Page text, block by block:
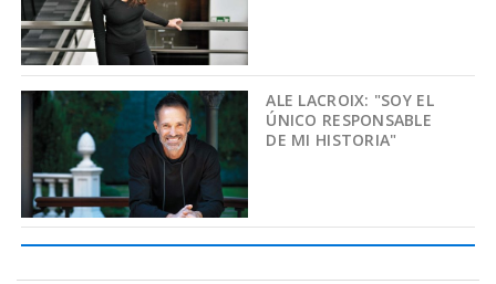
ALE LACROIX: "SOY EL
ÚNICO RESPONSABLE
DE MI HISTORIA"